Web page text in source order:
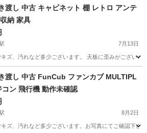
場駅 椅子
渡し 中古 キャビネット 棚 レトロ アンテ
納 家具
7月13日
キズ、汚れなど多少ございます。 天板に歪みがござい
場駅 収納家具
渡し 中古 FunCub ファンカブ MULTIPL
コン 飛行機 動作未確認
8月2日
キズ、汚れなど多少ございます。お写真にてご確認下